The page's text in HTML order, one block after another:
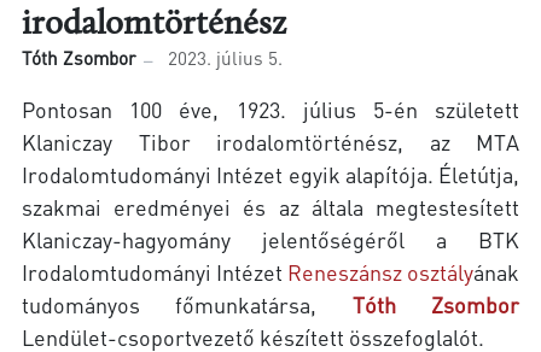
irodalomtörténész
Tóth Zsombor 2023. július 5.
Pontosan 100 éve, 1923. július 5-én született
Klaniczay Tibor irodalomtörténész, az MTA
Irodalomtudományi Intézet egyik alapítója. Életútja,
szakmai eredményei és az általa megtestesített
Klaniczay-hagyomány jelentőségéről a BTK
Irodalomtudományi Intézet Reneszánsz osztályának
tudományos főmunkatársa, Tóth Zsombor
Lendület-csoportvezető készített összefoglalót.